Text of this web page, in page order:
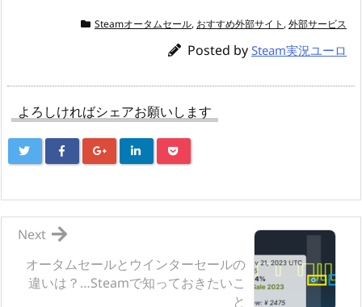
Steamオータムセール, おすすめ外部サイト ,外部サービス
Posted by Steam実況ユーロ
よろしければシェアお願いします
オータムセールとウインターセールの
違いは？…Steamで知っておきたいこ
と
Next